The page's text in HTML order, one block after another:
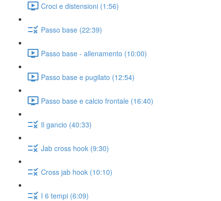
Croci e distensioni (1:56)
Passo base (22:39)
Passo base - allenamento (10:00)
Passo base e pugilato (12:54)
Passo base e calcio frontale (16:40)
Il gancio (40:33)
Jab cross hook (9:30)
Cross jab hook (10:10)
I 6 tempi (6:09)